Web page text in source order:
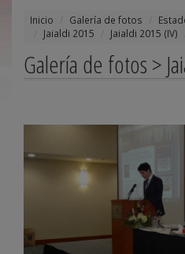
Inicio Galería de fotos
Jaialdi 2015
Jaialdi 2015 (IV)
Galería de fotos >